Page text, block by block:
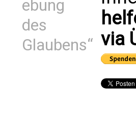
ebung
des
Glaubens“ via